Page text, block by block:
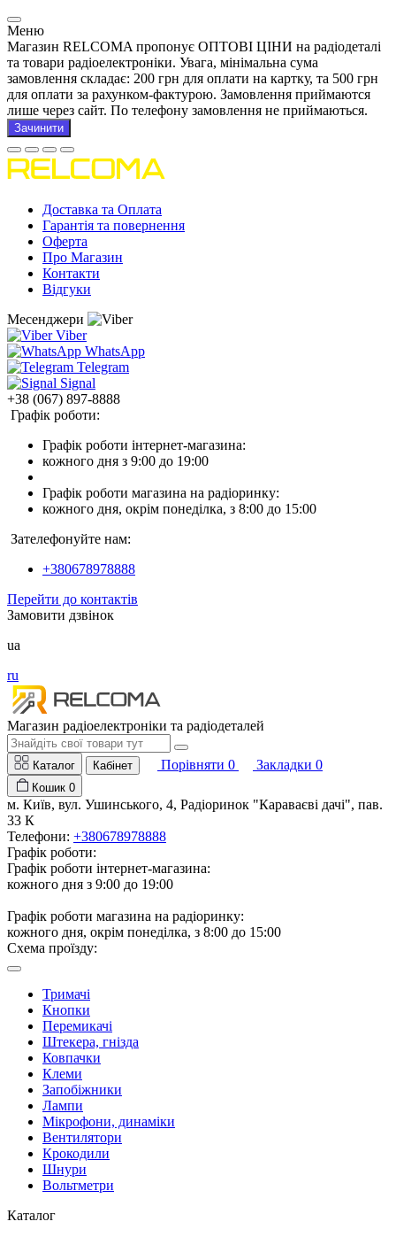
Меню
Магазин RELCOMA пропонує ОПТОВІ ЦІНИ на радіодеталі
та товари радіоелектроніки. Увага, мінімальна сума
замовлення складає: 200 грн для оплати на картку, та 500 грн
для оплати за рахунком-фактурою. Замовлення приймаются
лише через сайт. По телефону замовлення не приймаються.
Зачинити
Доставка та Оплата
Гарантія та повернення
Оферта
Про Магазин
Контакти
Відгуки
Месенджери
Viber
WhatsApp
Telegram
Signal
+38 (067) 897-8888
Графік роботи:
Графік роботи інтернет-магазина:
кожного дня з 9:00 до 19:00
Графік роботи магазина на радіоринку:
кожного дня, окрім понеділка, з 8:00 до 15:00
Зателефонуйте нам:
+380678978888
Перейти до контактів
Замовити дзвінок
ua
ru
Магазин радіоелектроніки та радіодеталей
Каталог Кабінет Порівняти 0 Закладки 0
Кошик 0
м. Київ, вул. Ушинського, 4, Радіоринок "Караваєві дачі", пав.
33 К
Телефони: +380678978888
Графік роботи:
Графік роботи інтернет-магазина:
кожного дня з 9:00 до 19:00
Графік роботи магазина на радіоринку:
кожного дня, окрім понеділка, з 8:00 до 15:00
Схема проїзду:
Тримачі
Кнопки
Перемикачі
Штекера, гнізда
Ковпачки
Клеми
Запобіжники
Лампи
Мікрофони, динаміки
Вентилятори
Крокодили
Шнури
Вольтметри
Каталог